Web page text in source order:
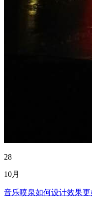
28
10月
音乐喷泉如何设计效果更